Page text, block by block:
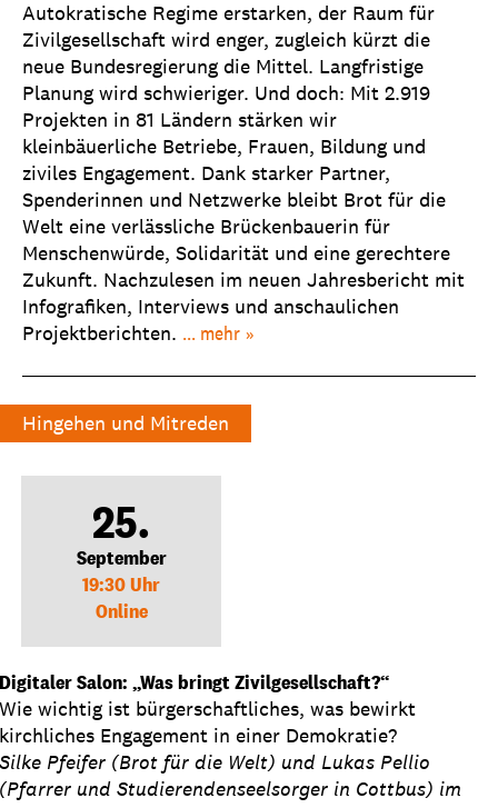
Autokratische Regime erstarken, der Raum für
Zivilgesellschaft wird enger, zugleich kürzt die
neue Bundesregierung die Mittel. Langfristige
Planung wird schwieriger. Und doch: Mit 2.919
Projekten in 81 Ländern stärken wir
kleinbäuerliche Betriebe, Frauen, Bildung und
ziviles Engagement. Dank starker Partner,
Spenderinnen und Netzwerke bleibt Brot für die
Welt eine verlässliche Brückenbauerin für
Menschenwürde, Solidarität und eine gerechtere
Zukunft. Nachzulesen im neuen Jahresbericht mit
Infografiken, Interviews und anschaulichen
Projektberichten. ... mehr
Hingehen und Mitreden
25.
September
19:30 Uhr
Online
Digitaler Salon: „Was bringt Zivilgesellschaft?“
Wie wichtig ist bürgerschaftliches, was bewirkt
kirchliches Engagement in einer Demokratie?
Silke Pfeifer (Brot für die Welt) und Lukas Pellio
(Pfarrer und Studierendenseelsorger in Cottbus) im